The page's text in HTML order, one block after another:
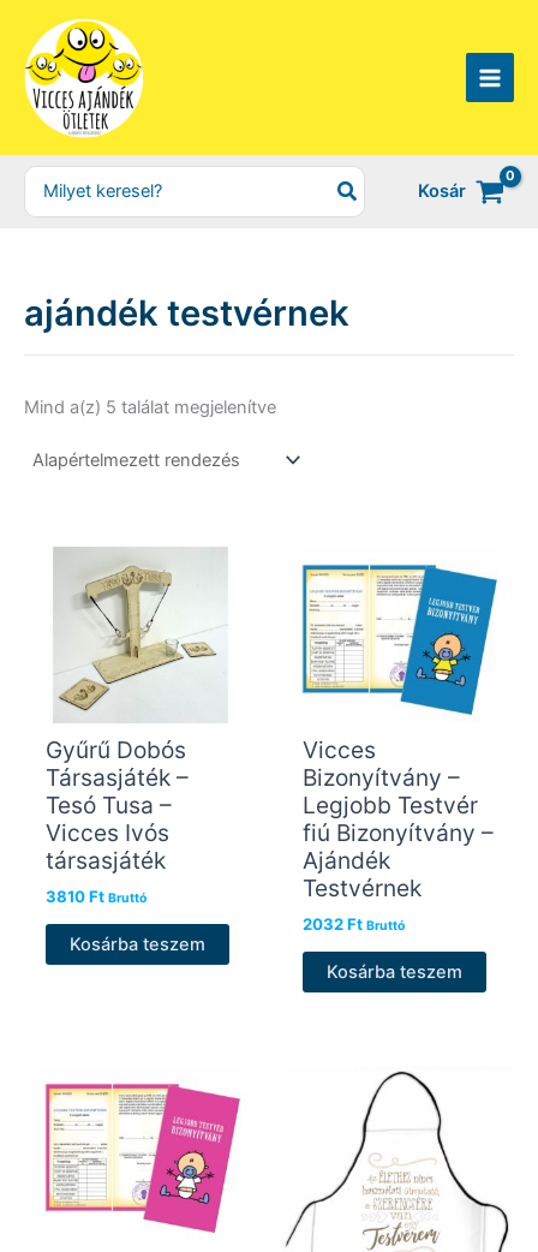
content
Search
for:
Kosár
ajándék testvérnek
Mind a(z) 5 találat megjelenítve
Gyűrű Dobós
Társasjáték –
Tesó Tusa –
Vicces Ivós
társasjáték
3810Ft Bruttó
Kosárba teszem
Vicces
Bizonyítvány –
Legjobb Testvér
fiú Bizonyítvány –
Ajándék
Testvérnek
2032Ft Bruttó
Kosárba teszem